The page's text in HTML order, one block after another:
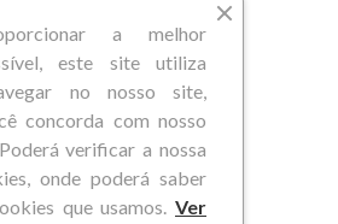
a melhor
este site utiliza
no nosso site,
concorda com nosso
verificar a nossa
onde poderá saber
que usamos. Ver